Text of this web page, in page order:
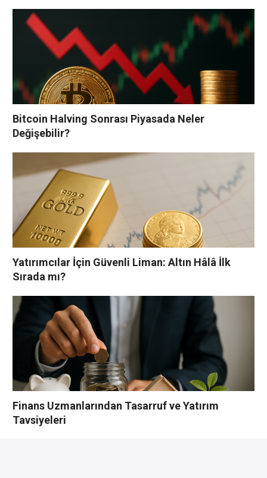
Bitcoin Halving Sonrası Piyasada Neler
Değişebilir?
Yatırımcılar İçin Güvenli Liman: Altın Hâlâ İlk
Sırada mı?
Finans Uzmanlarından Tasarruf ve Yatırım
Tavsiyeleri